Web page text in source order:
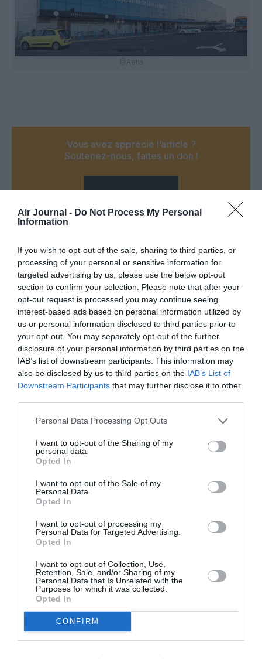
Air Journal - Do Not Process My Personal
Information
If you wish to opt-out of the sale, sharing to third parties, or
processing of your personal or sensitive information for
targeted advertising by us, please use the below opt-out
section to confirm your selection. Please note that after your
opt-out request is processed you may continue seeing
interest-based ads based on personal information utilized by
us or personal information disclosed to third parties prior to
your opt-out. You may separately opt-out of the further
disclosure of your personal information by third parties on the
IAB’s list of downstream participants. This information may
also be disclosed by us to third parties on the IAB’s List of
Downstream Participants that may further disclose it to other
Personal Data Processing Opt Outs
I want to opt-out of the Sharing of my
personal data.
Opted In
I want to opt-out of the Sale of my
Personal Data.
Opted In
I want to opt-out of processing my
Personal Data for Targeted Advertising.
Opted In
I want to opt-out of Collection, Use,
Retention, Sale, and/or Sharing of my
Personal Data that Is Unrelated with the
Purposes for which it was collected.
Opted In
CONFIRM
@Aena
Vous avez apprécié l’article ?
Soutenez-nous, faites un don !
NOUS SOUTENIR
PARTAGER L'ARTICLE
FacebookTwitterPinterestLinkedInEmail Print
COMMENTAIRE(S)
Vincenta commenté :
7 juillet 2026 - 15 h 40 min
Aena a gardé plus d’un milliard de taxes sans les réinvestir et
magouilleurs et Cie
Lysa commenté :
Accuser, pourquoi pas… ? Si les preuves suivent :
où peut-on lire de façon sûre que ces milliards que
secrète ?
Où est le problème ?a